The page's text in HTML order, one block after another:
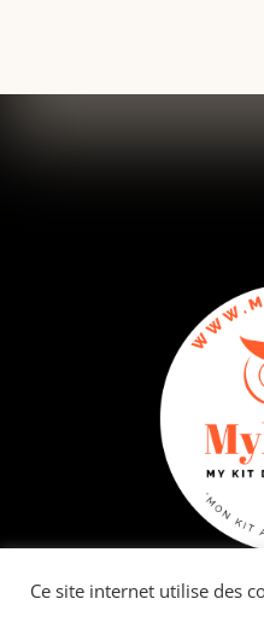
Ce site internet utilise des